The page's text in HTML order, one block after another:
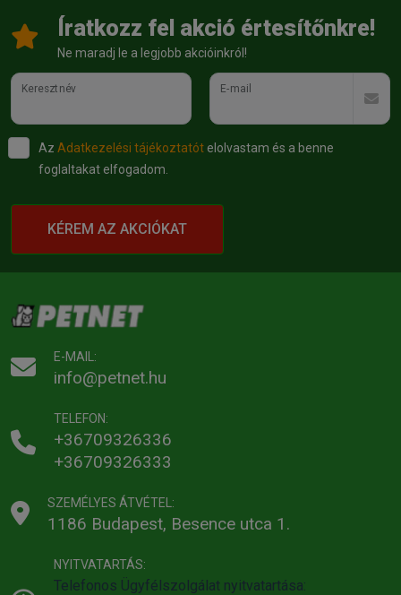
Íratkozz fel akció értesítőnkre!
Ne maradj le a legjobb akcióinkról!
Keresztnév E-mail
Az Adatkezelési tájékoztatót elolvastam és a benne
foglaltakat elfogadom.
KÉREM AZ AKCIÓKAT
E-MAIL:
info@petnet.hu
TELEFON:
+36709326336
+36709326333
SZEMÉLYES ÁTVÉTEL:
1186 Budapest, Besence utca 1.
NYITVATARTÁS:
Telefonos Ügyfélszolgálat nyitvatartása: